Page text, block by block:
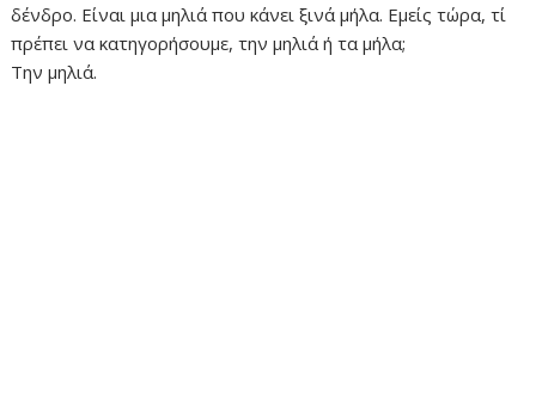
δένδρο. Είναι μια μηλιά που κάνει ξινά μήλα. Εμείς τώρα, τί
πρέπει να κατηγορήσουμε, την μηλιά ή τα μήλα;
Την μηλιά.